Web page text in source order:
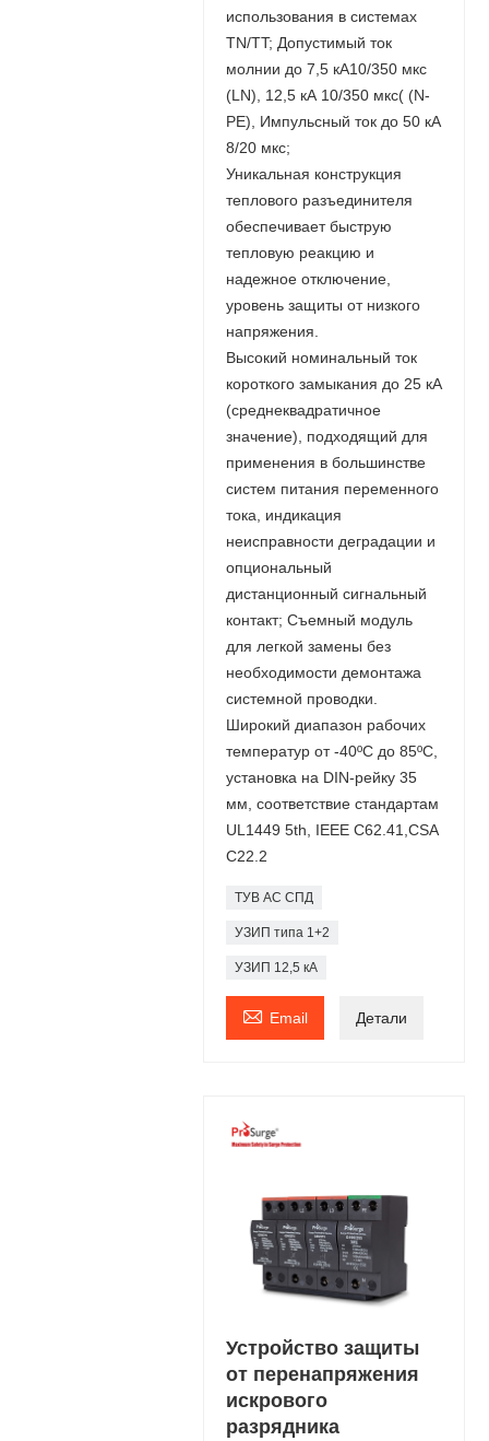
использования в системах
TN/TT; Допустимый ток
молнии до 7,5 кА10/350 мкс
(LN), 12,5 кА 10/350 мкс( (N-
PE), Импульсный ток до 50 кА
8/20 мкс;
Уникальная конструкция
теплового разъединителя
обеспечивает быструю
тепловую реакцию и
надежное отключение,
уровень защиты от низкого
напряжения.
Высокий номинальный ток
короткого замыкания до 25 кА
(среднеквадратичное
значение), подходящий для
применения в большинстве
систем питания переменного
тока, индикация
неисправности деградации и
опциональный
дистанционный сигнальный
контакт; Съемный модуль
для легкой замены без
необходимости демонтажа
системной проводки.
Широкий диапазон рабочих
температур от -40ºC до 85ºC,
установка на DIN-рейку 35
мм, соответствие стандартам
UL1449 5th, IEEE C62.41,CSA
C22.2
ТУВ АС СПД
УЗИП типа 1+2
УЗИП 12,5 кА
 Email Детали
Устройство защиты
от перенапряжения
искрового
разрядника